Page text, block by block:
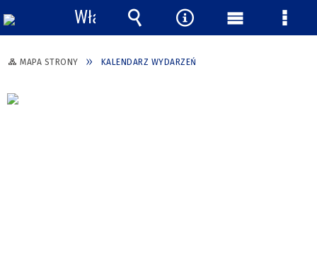
MAPA STRONY KALENDARZ WYDARZEŃ
Włącz
powiadomienia
Wyszukiwarka
Narzędzia
Menu Menu